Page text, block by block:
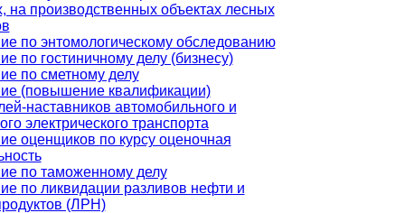
на производственных объектах лесных
по энтомологическому обследованию
по гостиничному делу (бизнесу)
по сметному делу
(повышение квалификации)
наставников автомобильного и
электрического транспорта
оценщиков по курсу оценочная
по таможенному делу
по ликвидации разливов нефти и
(ЛРН)